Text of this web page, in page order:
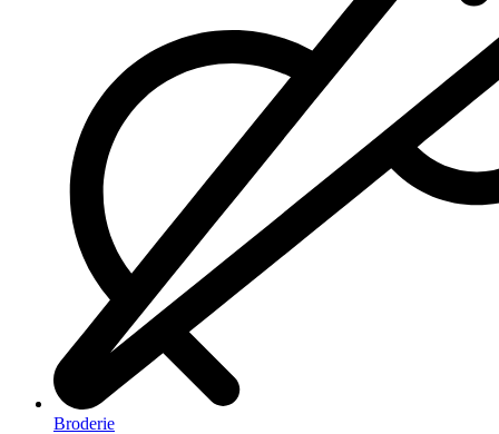
Broderie